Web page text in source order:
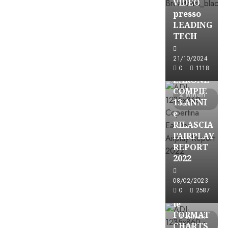
VIDEO
presso
LEADING
TECH
21/10/2024
0
1118
2 minuti
letti
Partnership
EARONE
COMPIE
13 ANNI
e
RILASCIA
l’AIRPLAY
REPORT
2022
08/02/2023
0
2587
3 minuti
letti
Partnership
le
FORMAT